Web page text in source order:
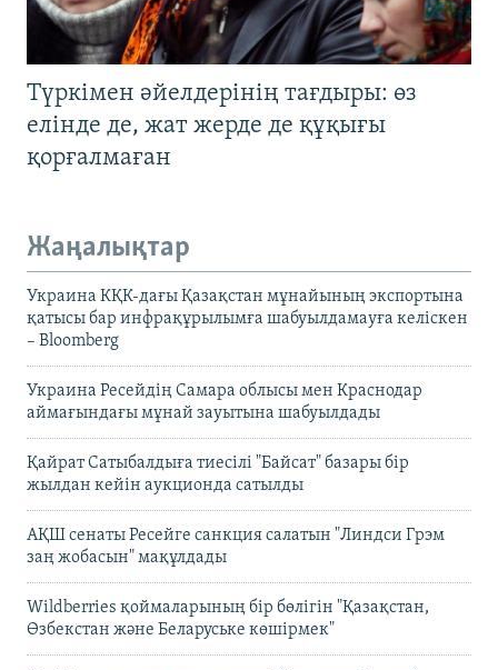
Түркімен әйелдерінің тағдыры: өз
елінде де, жат жерде де құқығы
қорғалмаған
Жаңалықтар
Украина КҚК-дағы Қазақстан мұнайының экспортына
қатысы бар инфрақұрылымға шабуылдамауға келіскен
– Bloomberg
Украина Ресейдің Самара облысы мен Краснодар
аймағындағы мұнай зауытына шабуылдады
Қайрат Сатыбалдыға тиесілі "Байсат" базары бір
жылдан кейін аукционда сатылды
АҚШ сенаты Ресейге санкция салатын "Линдси Грэм
заң жобасын" мақұлдады
Wildberries қоймаларының бір бөлігін "Қазақстан,
Өзбекстан және Беларуське көшірмек"